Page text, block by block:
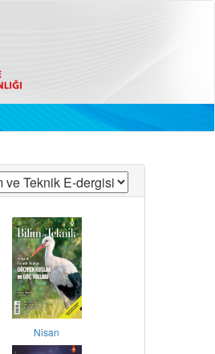
Nisan